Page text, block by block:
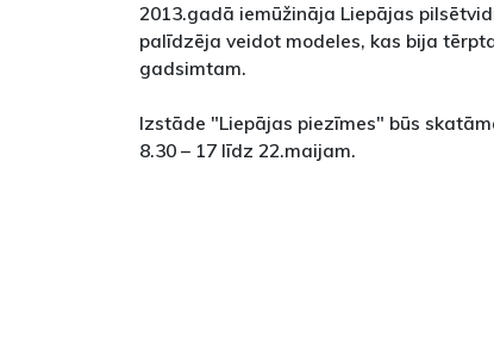
2013.gadā iemūžināja Liepājas
palīdzēja veidot modeles, kas bija
gadsimtam.
Izstāde "Liepājas piezīmes" būs
8.30 – 17 līdz 22.maijam.